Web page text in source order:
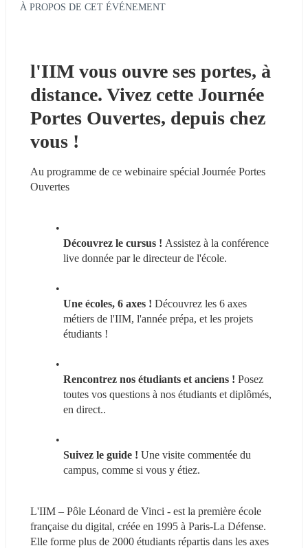
À PROPOS DE CET ÉVÉNEMENT
l'IIM vous ouvre ses portes, à
distance. Vivez cette Journée
Portes Ouvertes, depuis chez
vous !
Au programme de ce webinaire spécial Journée Portes
Ouvertes
Découvrez le cursus ! Assistez à la conférence
live donnée par le directeur de l'école.
Une écoles, 6 axes ! Découvrez les 6 axes
métiers de l'IIM, l'année prépa, et les projets
étudiants !
Rencontrez nos étudiants et anciens ! Posez
toutes vos questions à nos étudiants et diplômés,
en direct..
Suivez le guide ! Une visite commentée du
campus, comme si vous y étiez.
L'IIM – Pôle Léonard de Vinci - est la première école
française du digital, créée en 1995 à Paris-La Défense.
Elle forme plus de 2000 étudiants répartis dans les axes